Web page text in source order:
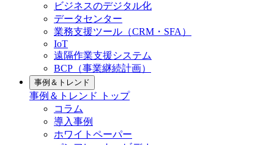
ビジネスのデジタル化
データセンター
業務支援ツール（CRM・SFA）
IoT
遠隔作業支援システム
BCP（事業継続計画）
事例＆トレンド
事例＆トレンド トップ
コラム
導入事例
ホワイトペーパー